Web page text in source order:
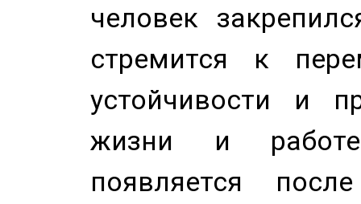
человек
стремится к
устойчивости и
жизни и
появляется